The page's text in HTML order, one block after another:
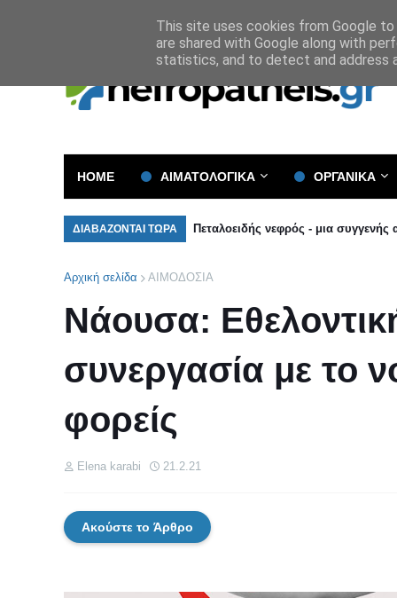
HOME ΑΙΜΑΤΟΛΟΓΙΚΑ ΟΡΓΑΝΙΚΑ
ΔΙΑΒΑΖΟΝΤΑΙ ΤΩΡΑ Πεταλοειδής νεφρός - μια συγγενής
Αρχική σελίδα ΑΙΜΟΔΟΣΙΑ
Νάουσα:
συνεργασία με το
φορείς
Elena karabi 21.2.21
Ακούστε το Άρθρο
This site uses cookies from Google
are shared with Google along with
statistics, and to detect and address